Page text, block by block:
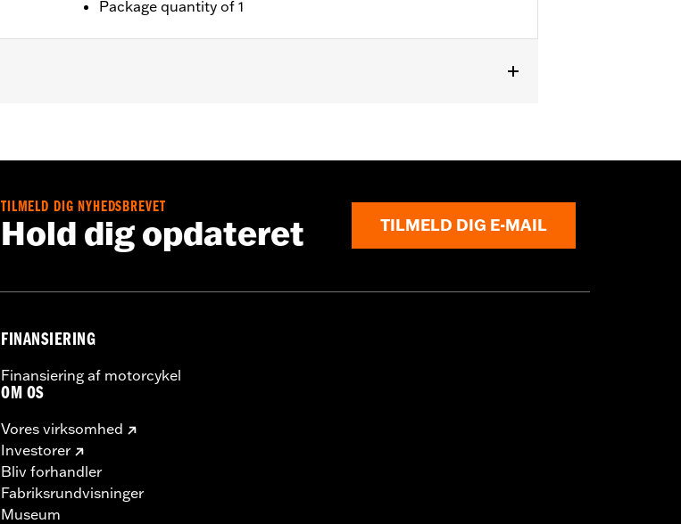
Package quantity of 1
TILMELD DIG NYHEDSBREVET
Hold dig opdateret TILMELD DIG E-MAIL
FINANSIERING
Finansiering af motorcykel
OM OS
Vores virksomhed
Investorer
Bliv forhandler
Fabriksrundvisninger
Museum